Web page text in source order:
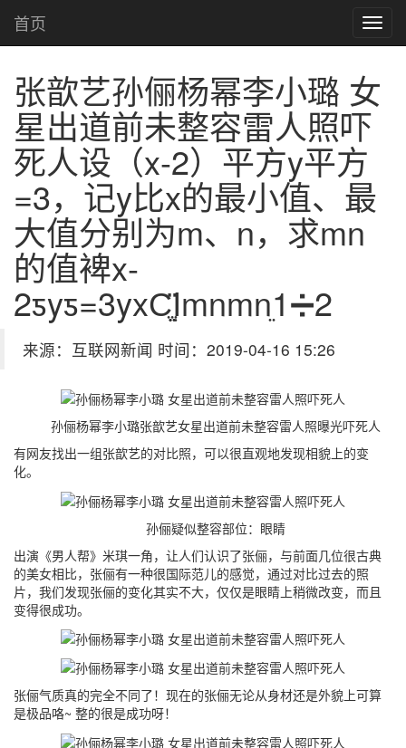
首页
张歆艺孙俪杨幂李小璐 女
星出道前未整容雷人照吓
死人设（x-2）平方y平方
=3，记y比x的最小值、最
大值分别为m、n，求mn
的值裨x-
2ƽyƽ=3yxСֱֵֵΪmnmnֵ1➗2
来源：互联网新闻 时间：2019-04-16 15:26
孙俪杨幂李小璐张歆艺女星出道前未整容雷人照曝光吓死人
有网友找出一组张歆艺的对比照，可以很直观地发现相貌上的变
化。
孙俪疑似整容部位：眼睛
出演《男人帮》米琪一角，让人们认识了张俪，与前面几位很古典
的美女相比，张俪有一种很国际范儿的感觉，通过对比过去的照
片，我们发现张俪的变化其实不大，仅仅是眼睛上稍微改变，而且
变得很成功。
张俪气质真的完全不同了！现在的张俪无论从身材还是外貌上可算
是极品咯~ 整的很是成功呀！